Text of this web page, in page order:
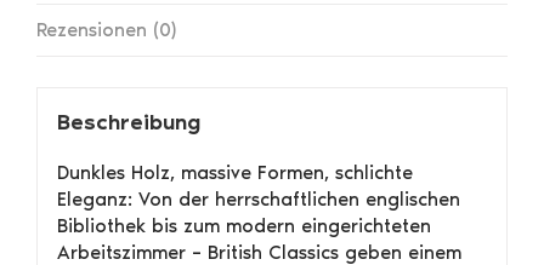
Rezensionen (0)
Beschreibung
Dunkles Holz, massive Formen, schlichte
Eleganz: Von der herrschaftlichen englischen
Bibliothek bis zum modern eingerichteten
Arbeitszimmer – British Classics geben einem